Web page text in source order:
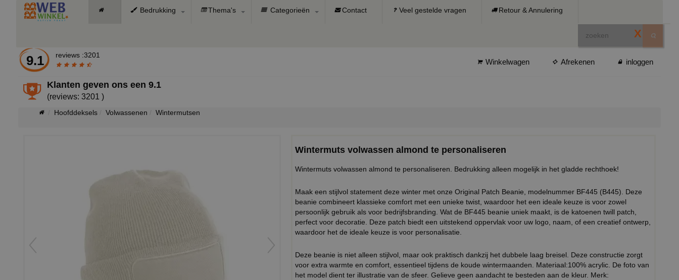
Bedrukking Thema's Categorieën Contact Veel gestelde vragen Retour & Annulering
X
9.1 reviews :3201
Winkelwagen Afrekenen inloggen
Klanten geven ons een9.1
(reviews: 3201 )
Hoofddeksels Volwassenen Wintermutsen
Wintermuts volwassen almond te personaliseren
Wintermuts volwassen almond te personaliseren. Bedrukking alleen mogelijk in het gladde rechthoek!
Maak een stijlvol statement deze winter met onze Original Patch Beanie, modelnummer BF445 (B445). Deze
beanie combineert klassieke comfort met een unieke twist, waardoor het een ideale keuze is voor zowel
persoonlijk gebruik als voor bedrijfsbranding. Wat de BF445 beanie uniek maakt, is de katoenen twill patch,
perfect voor decoratie. Deze patch biedt een uitstekend oppervlak voor uw logo, naam, of een creatief ontwerp,
waardoor het de ideale keuze is voor personalisatie.
Deze beanie is niet alleen stijlvol, maar ook praktisch dankzij het dubbele laag breisel. Deze constructie zorgt
voor extra warmte en comfort, essentieel tijdens de koude wintermaanden. Materiaal:100% acrylic. De foto van
het model dient ter illustratie van de sfeer. Gelieve geen aandacht te besteden aan de kleur. Merk: